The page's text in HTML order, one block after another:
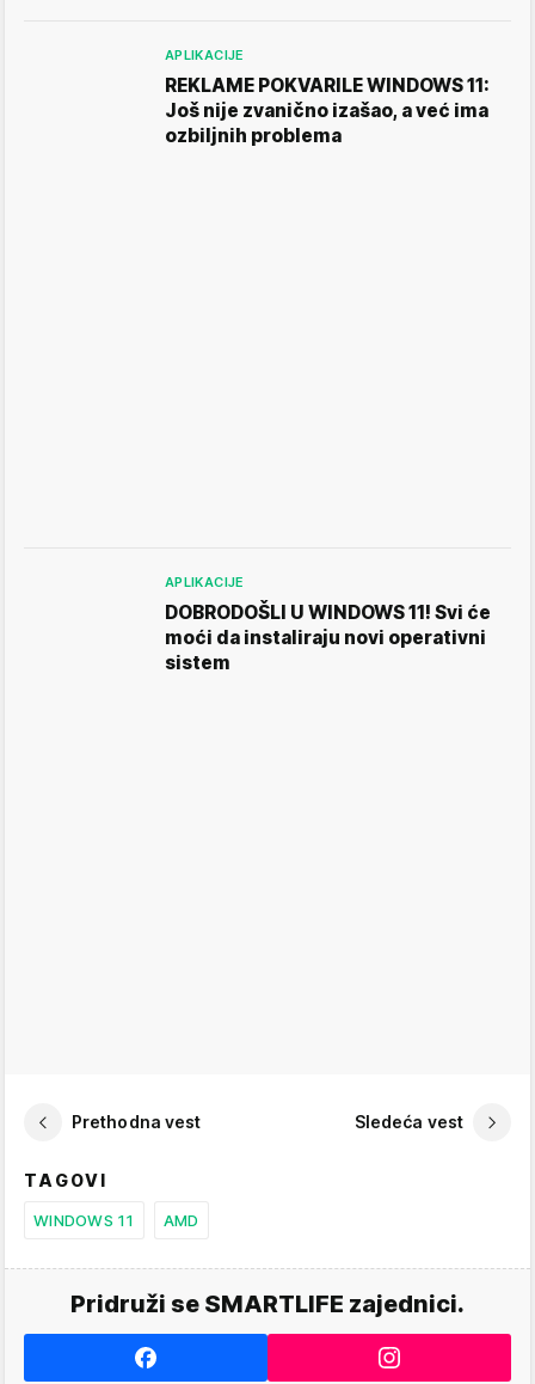
APLIKACIJE
REKLAME POKVARILE WINDOWS 11:
Još nije zvanično izašao, a već ima
ozbiljnih problema
APLIKACIJE
DOBRODOŠLI U WINDOWS 11! Svi će
moći da instaliraju novi operativni
sistem
Prethodna vest Sledeća vest
TAGOVI
WINDOWS 11 AMD
Pridruži se SMARTLIFE zajednici.